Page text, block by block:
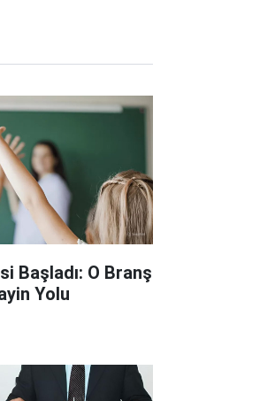
Başladı: O Branş
Yolu